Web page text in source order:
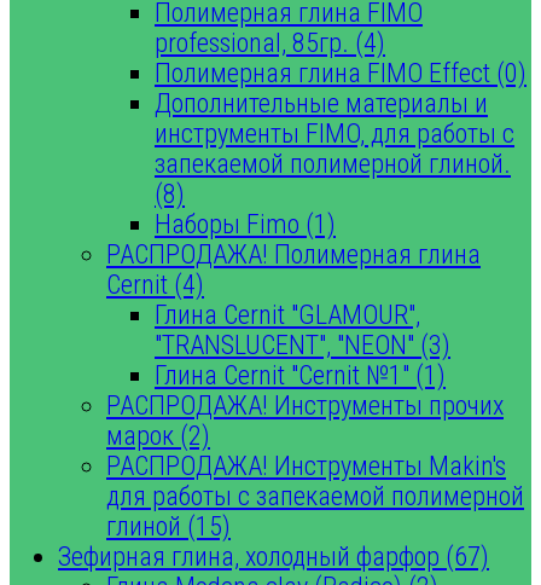
Полимерная глина FIMO
professional, 85гр. (4)
Полимерная глина FIMO Effect (0)
Дополнительные материалы и
инструменты FIMO, для работы с
запекаемой полимерной глиной.
(8)
Наборы Fimo (1)
РАСПРОДАЖА! Полимерная глина
Cernit (4)
Глина Cernit "GLAMOUR",
"TRANSLUCENT", "NEON" (3)
Глина Cernit "Cernit №1" (1)
РАСПРОДАЖА! Инструменты прочих
марок (2)
РАСПРОДАЖА! Инструменты Makin's
для работы с запекаемой полимерной
глиной (15)
Зефирная глина, холодный фарфор (67)